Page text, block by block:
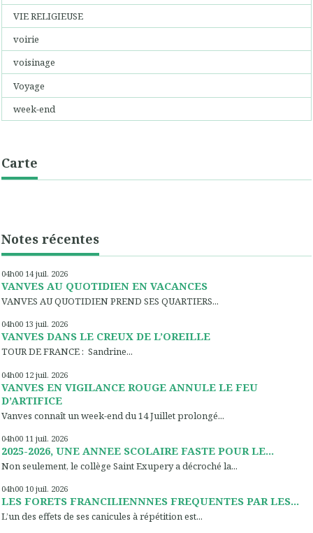
VIE RELIGIEUSE
voirie
voisinage
Voyage
week-end
Carte
Notes récentes
04h00 14 juil. 2026
VANVES AU QUOTIDIEN EN VACANCES
VANVES AU QUOTIDIEN PREND SES QUARTIERS...
04h00 13 juil. 2026
VANVES DANS LE CREUX DE L’OREILLE
TOUR DE FRANCE : Sandrine...
04h00 12 juil. 2026
VANVES EN VIGILANCE ROUGE ANNULE LE FEU
D’ARTIFICE
Vanves connaît un week-end du 14 Juillet prolongé...
04h00 11 juil. 2026
2025-2026, UNE ANNEE SCOLAIRE FASTE POUR LE...
Non seulement, le collège Saint Exupery a décroché la...
04h00 10 juil. 2026
LES FORETS FRANCILIENNNES FREQUENTES PAR LES...
L’un des effets de ses canicules à répétition est...